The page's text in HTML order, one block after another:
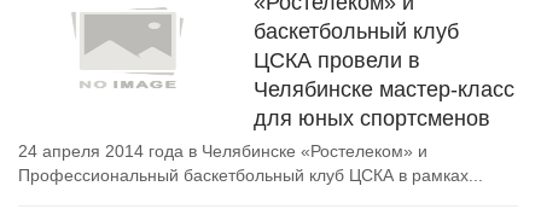
баскетбольный клуб
ЦСКА провели в
Челябинске мастер-класс
для юных спортсменов
24 апреля 2014 года в Челябинске «Ростелеком» и
Профессиональный баскетбольный клуб ЦСКА в рамках...